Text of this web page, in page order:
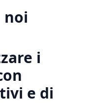
noi
i
e di